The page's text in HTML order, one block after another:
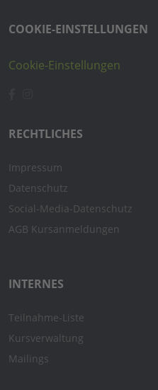
COOKIE-EINSTELLUNGEN
Cookie-Einstellungen
RECHTLICHES
Impressum
Datenschutz
Social-Media-Datenschutz
AGB Kursanmeldungen
INTERNES
Teilnahme-Liste
Kursverwaltung
Mailings